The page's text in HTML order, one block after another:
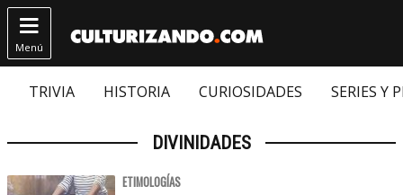

Menú
TRIVIA HISTORIA CURIOSIDADES SERIES Y
DIVINIDADES
ETIMOLOGÍAS